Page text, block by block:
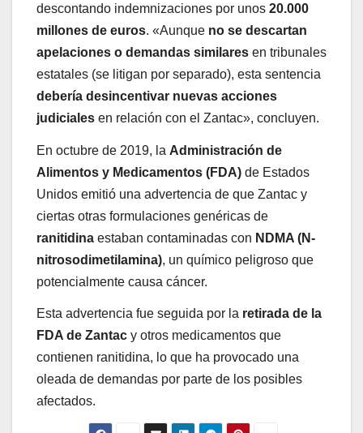
descontando indemnizaciones por unos 20.000
millones de euros. «Aunque no se descartan
apelaciones o demandas similares en tribunales
estatales (se litigan por separado), esta sentencia
debería desincentivar nuevas acciones
judiciales en relación con el Zantac», concluyen.
En octubre de 2019, la Administración de
Alimentos y Medicamentos (FDA) de Estados
Unidos emitió una advertencia de que Zantac y
ciertas otras formulaciones genéricas de
ranitidina estaban contaminadas con NDMA (N-
nitrosodimetilamina), un químico peligroso que
potencialmente causa cáncer.
Esta advertencia fue seguida por la retirada de la
FDA de Zantac y otros medicamentos que
contienen ranitidina, lo que ha provocado una
oleada de demandas por parte de los posibles
afectados.